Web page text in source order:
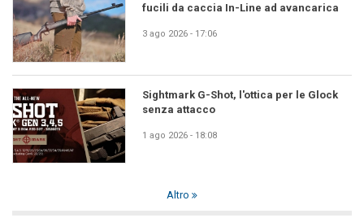
fucili da caccia In-Line ad avancarica
3 ago 2026 - 17:06
Sightmark G-Shot, l'ottica per le Glock
senza attacco
1 ago 2026 - 18:08
Altro